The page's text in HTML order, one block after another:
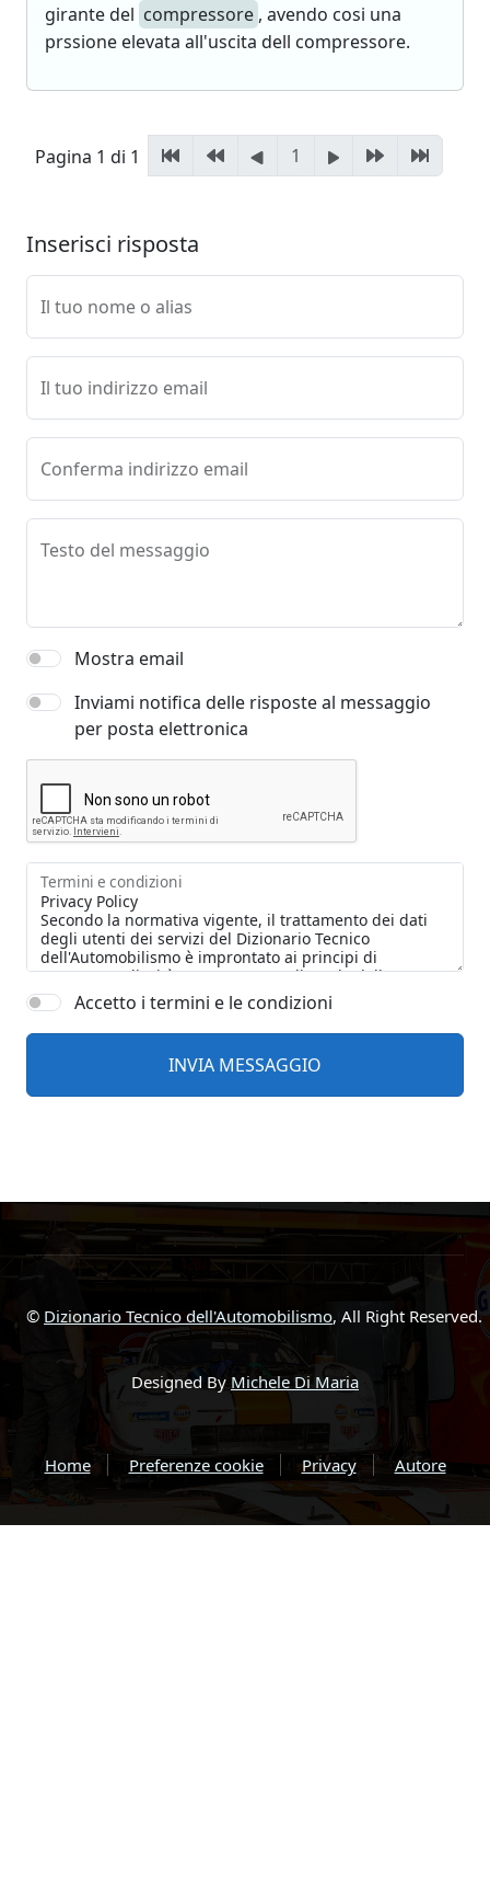
girante del compressore , avendo cosi una
prssione elevata all'uscita dell compressore.
Pagina 1 di 1 1
Inserisci risposta
Il tuo nome o alias
Il tuo indirizzo email
Conferma indirizzo email
Testo del messaggio
Mostra email
Inviami notifica delle risposte al messaggio
per posta elettronica
Termini e condizioni
Accetto i termini e le condizioni
© Dizionario Tecnico dell'Automobilismo, All Right Reserved.
Designed By Michele Di Maria
Home Preferenze cookie Privacy Autore